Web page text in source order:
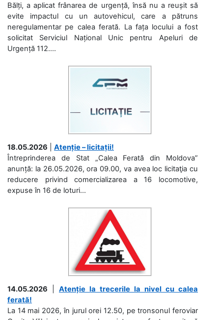
Bălți, a aplicat frânarea de urgență, însă nu a reușit să
evite impactul cu un autovehicul, care a pătruns
neregulamentar pe calea ferată. La fața locului a fost
solicitat Serviciul Național Unic pentru Apeluri de
Urgență 112....
18.05.2026
Atenție – licitații!
Întreprinderea de Stat „Calea Ferată din Moldova”
anunță: la 26.05.2026, ora 09.00, va avea loc licitaţia cu
reducere privind comercializarea a 16 locomotive,
expuse în 16 de loturi...
14.05.2026
Atenție la trecerile la nivel cu calea
ferată!
La 14 mai 2026, în jurul orei 12.50, pe tronsonul feroviar